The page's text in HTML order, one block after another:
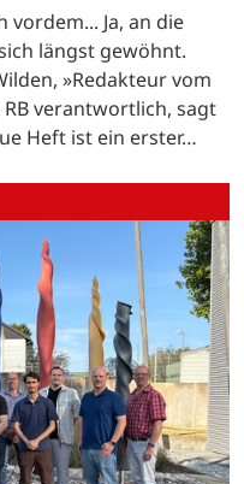
vordem... Ja, an die
längst gewöhnt.
»Redakteur vom
verantwortlich, sagt
Heft ist ein erster…